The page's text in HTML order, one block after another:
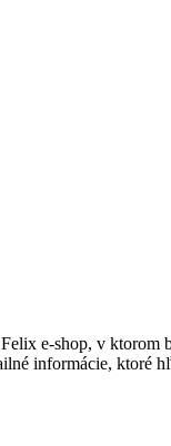
e-shop, v
informácie, ktoré